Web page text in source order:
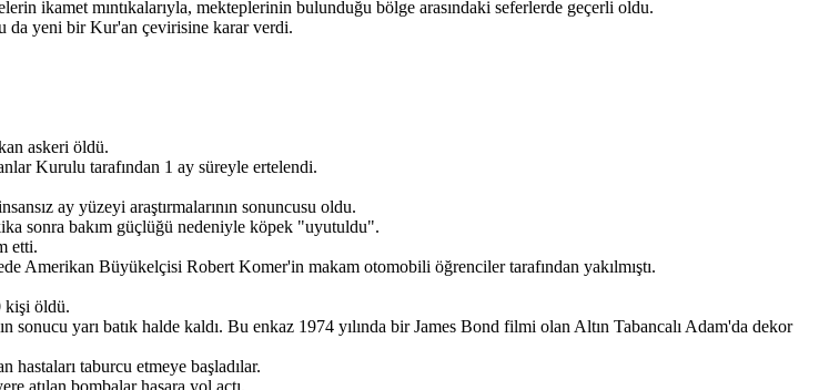
ikamet mıntıkalarıyla, mekteplerinin bulunduğu bölge arasındaki seferlerde geçerli oldu.
da yeni bir Kur'an çevirisine karar verdi.
askeri öldü.
Kurulu tarafından 1 ay süreyle ertelendi.
ay yüzeyi araştırmalarının sonuncusu oldu.
sonra bakım güçlüğü nedeniyle köpek "uyutuldu".
etti.
Büyükelçisi Robert Komer'in makam otomobili öğrenciler tarafından yakılmıştı.
kişi öldü.
yarı batık halde kaldı. Bu enkaz 1974 yılında bir James Bond filmi olan Altın Tabancalı Adam'da dekor
hastaları taburcu etmeye başladılar.
atılan bombalar hasara yol açtı.